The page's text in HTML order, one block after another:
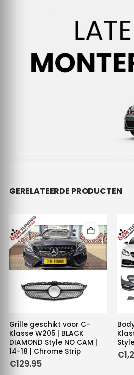
GERELATEERDE PRODUCTEN
Grille geschikt voor C-
Klasse W205 | BLACK
DIAMOND Style NO CAM |
14-18 | Chrome Strip
€129.95
€